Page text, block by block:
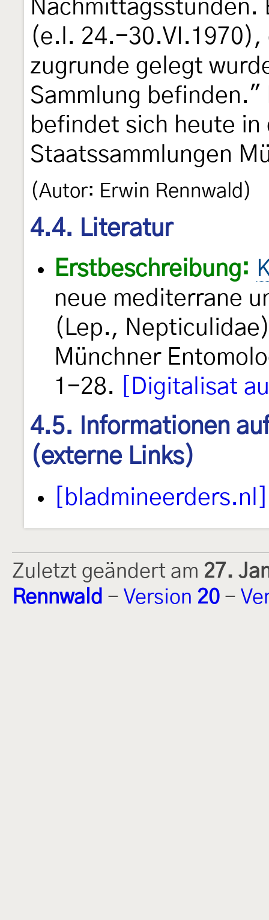
(e.l. 24.-30.VI.1970),
zugrunde gelegt
Sammlung befinden."
befindet sich heute in
Staatssammlungen
(Autor: Erwin Rennwald)
4.4. Literatur
Erstbeschreibung:
neue mediterrane
(Lep.,
Münchner
1-28.
[Digitalisat
4.5. Informationen
(externe Links)
[bladmineerders.nl]
Zuletzt geändert am 27.
Rennwald - Version 20 -